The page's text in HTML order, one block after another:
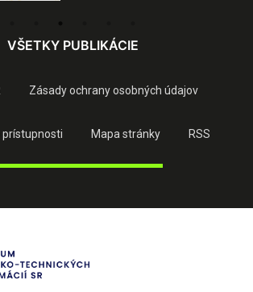
VŠETKY PUBLIKÁCIE
Zásady ochrany osobných údajov
prístupnosti Mapa stránky RSS